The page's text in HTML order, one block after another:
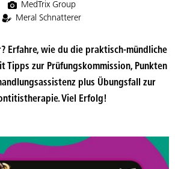
MedTrix Group
Meral Schnatterer
Erfahre, wie du die praktisch-mündliche
Tipps zur Prüfungskommission, Punkten
plus Übungsfall zur
Viel Erfolg!